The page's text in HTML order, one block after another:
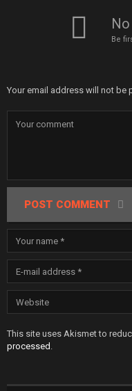
Be
Your email address will not be
POST COMMENT
This site uses Akismet to
processed .